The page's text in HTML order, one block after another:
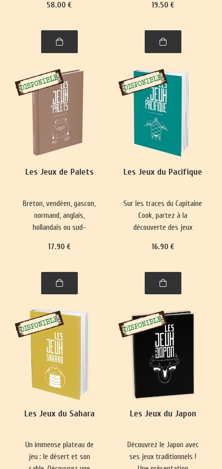
58.00 €
divertissement, plaisir,
spiritualité. Un voyage
captivant dans l’histoire,
19.50 €
Les Jeux de Palets
Breton, vendéen, gascon,
normand, anglais,
hollandais ou sud-
se pratique presque
emmènera à la découverte
de nombre de ses
peu surprenantes.
17.90 €
Les Jeux du Pacifique
Sur les traces du Capitaine
Cook, partez à la
découverte des jeux
Nouvelle-Zélande,
de Brunei.
16.90 €
Les Jeux du Sahara
Un immense plateau de
jeu : le désert et son
Les Jeux du Japon
Découvrez le Japon avec
ses jeux traditionnels !